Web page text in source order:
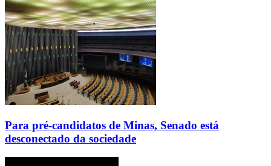
Para pré-candidatos de Minas, Senado está
desconectado da sociedade